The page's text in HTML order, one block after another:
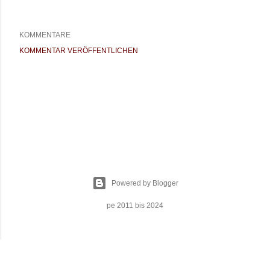
KOMMENTARE
KOMMENTAR VERÖFFENTLICHEN
Powered by Blogger
pe 2011 bis 2024